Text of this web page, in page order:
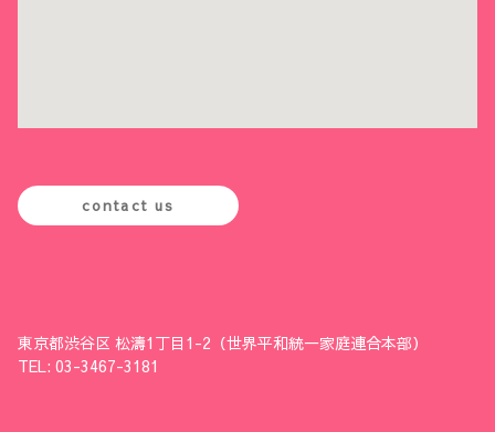
contact us
東京都渋谷区 松濤1丁目1-2（世界平和統一家庭連合本部）
TEL: 03-3467-3181